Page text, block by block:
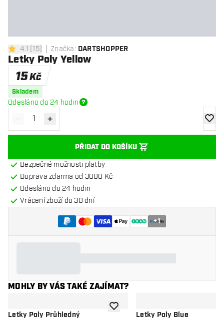
4.1 hodnoticí hvězdičky
4.1 [15] Značka: DARTSHOPPER
Letky Poly Yellow
15Kč
Skladem
Odesláno do 24 hodin
Snížit množství
- Zvýšit množství
+
PŘIDAT DO KOŠÍKU
Bezpečné možnosti platby
Doprava zdarma od 3000 Kč
Odesláno do 24 hodin
Vrácení zboží do 30 dní
+1
MOHLY BY VÁS TAKÉ ZAJÍMAT?
Letky Poly Průhledný Přidat do seznamu přání
Letky Poly Blue